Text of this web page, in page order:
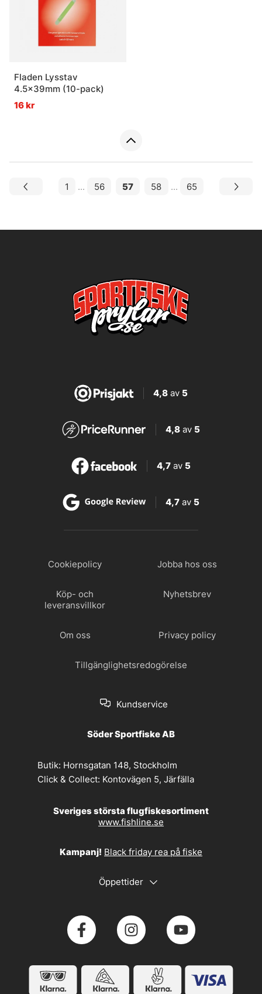
Fladen Lysstav
4.5x39mm (10-pack)
16 kr
1 ... 56 57 58 ... 65
4,8av 5
4,8 av 5
4,7 av 5
4,7 av 5
Cookiepolicy Jobba hos oss
Köp- och
leveransvillkor
Nyhetsbrev
Om oss Privacy policy
Tillgänglighetsredogörelse
Kundservice
Söder Sportfiske AB
Butik: Hornsgatan 148, Stockholm
Click & Collect: Kontovägen 5, Järfälla
Sveriges största flugfiskesortiment
www.fishline.se
Kampanj! Black friday rea på fiske
Öppettider